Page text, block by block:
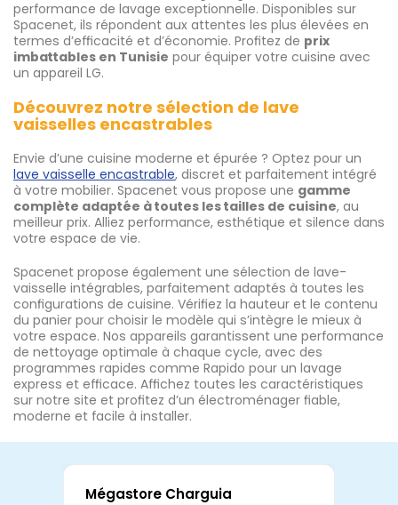
performance de lavage exceptionnelle. Disponibles sur
Spacenet, ils répondent aux attentes les plus élevées en
termes d’efficacité et d’économie. Profitez de prix
imbattables en Tunisie pour équiper votre cuisine avec
un appareil LG.
Découvrez notre sélection de lave
vaisselles encastrables
Envie d’une cuisine moderne et épurée ? Optez pour un
lave vaisselle encastrable, discret et parfaitement intégré
à votre mobilier. Spacenet vous propose une gamme
complète adaptée à toutes les tailles de cuisine, au
meilleur prix. Alliez performance, esthétique et silence dans
votre espace de vie.
Spacenet propose également une sélection de lave-
vaisselle intégrables, parfaitement adaptés à toutes les
configurations de cuisine. Vérifiez la hauteur et le contenu
du panier pour choisir le modèle qui s’intègre le mieux à
votre espace. Nos appareils garantissent une performance
de nettoyage optimale à chaque cycle, avec des
programmes rapides comme Rapido pour un lavage
express et efficace. Affichez toutes les caractéristiques
sur notre site et profitez d’un électroménager fiable,
moderne et facile à installer.
Mégastore Charguia